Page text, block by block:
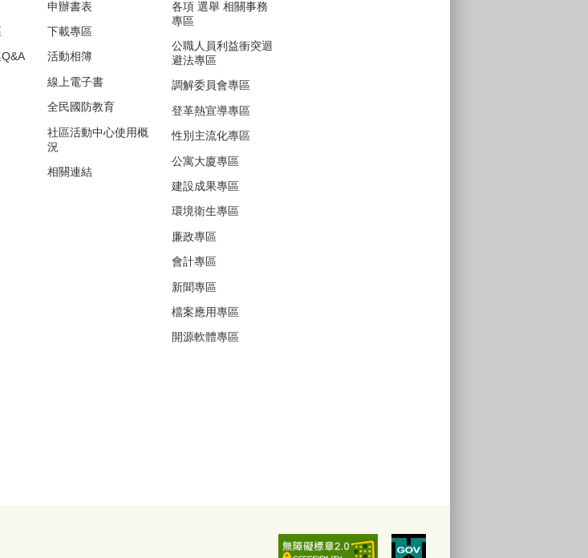
申辦書表
下載專區
活動相簿
線上電子書
全民國防教育
社區活動中心使用概
況
相關連結
各項 選舉 相關事務
專區
公職人員利益衝突迴
避法專區
調解委員會專區
登革熱宣導專區
性別主流化專區
公寓大廈專區
建設成果專區
環境衛生專區
廉政專區
會計專區
新聞專區
檔案應用專區
開源軟體專區